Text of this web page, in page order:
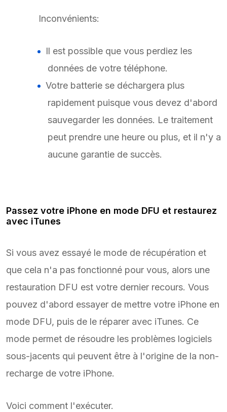
Inconvénients:
Il est possible que vous perdiez les
données de votre téléphone.
Votre batterie se déchargera plus
rapidement puisque vous devez d'abord
sauvegarder les données. Le traitement
peut prendre une heure ou plus, et il n'y a
aucune garantie de succès.
Passez votre iPhone en mode DFU et restaurez
avec iTunes
Si vous avez essayé le mode de récupération et
que cela n'a pas fonctionné pour vous, alors une
restauration DFU est votre dernier recours. Vous
pouvez d'abord essayer de mettre votre iPhone en
mode DFU, puis de le réparer avec iTunes. Ce
mode permet de résoudre les problèmes logiciels
sous-jacents qui peuvent être à l'origine de la non-
recharge de votre iPhone.
Voici comment l'exécuter.